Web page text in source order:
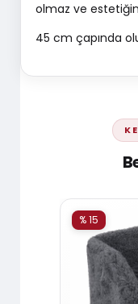
olmaz ve
45 cm çapında
% 15